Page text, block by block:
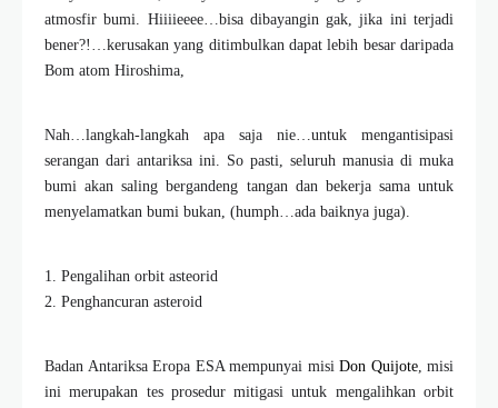
atmosfir bumi. Hiiiieeee…bisa dibayangin gak, jika ini terjadi
bener?!…kerusakan yang ditimbulkan dapat lebih besar daripada
Bom atom Hiroshima,
Nah…langkah-langkah apa saja nie…untuk mengantisipasi
serangan dari antariksa ini. So pasti, seluruh manusia di muka
bumi akan saling bergandeng tangan dan bekerja sama untuk
menyelamatkan bumi bukan, (humph…ada baiknya juga).
1. Pengalihan orbit asteorid
2. Penghancuran asteroid
Badan Antariksa Eropa ESA mempunyai misi Don Quijote, misi
ini merupakan tes prosedur mitigasi untuk mengalihkan orbit